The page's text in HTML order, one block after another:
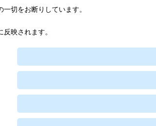
切をお断りしています。
映されます。